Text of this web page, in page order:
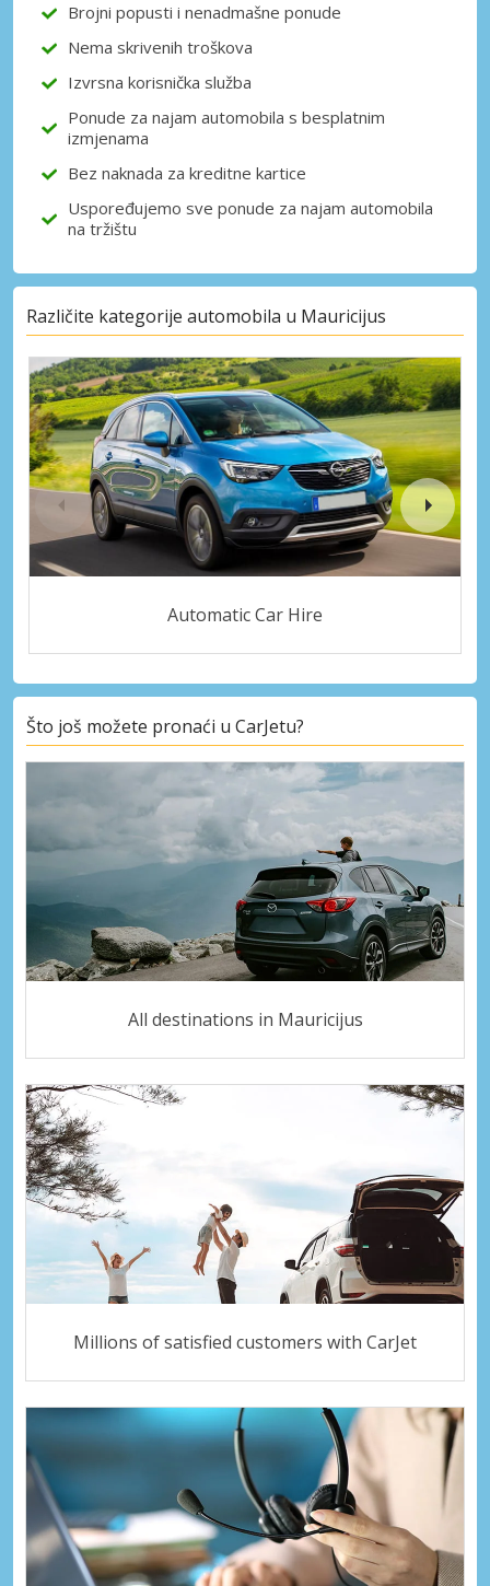
Brojni popusti i nenadmašne ponude
Nema skrivenih troškova
Izvrsna korisnička služba
Ponude za najam automobila s besplatnim
izmjenama
Bez naknada za kreditne kartice
Uspoređujemo sve ponude za najam automobila
na tržištu
Različite kategorije automobila u Mauricijus
Automatic Car Hire
Što još možete pronaći u CarJetu?
All destinations in Mauricijus
Millions of satisfied customers with CarJet